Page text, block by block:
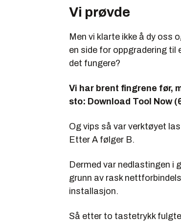
Vi prøvde
Men vi klarte ikke å dy oss
en side for oppgradering til
det fungere?
Vi har brent fingrene før,
sto: Download Tool Now
Og vips så var verktøyet
Etter A følger B.
Dermed var nedlastingen i
grunn av rask
installasjon.
Så etter to tastetrykk